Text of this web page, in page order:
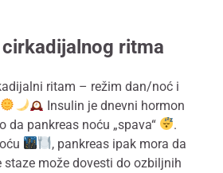
ritma
ritam – režim dan/noć i
Insulin je dnevni hormon
da pankreas noću „spava“
.
, pankreas ipak mora da
staze može dovesti do ozbiljnih